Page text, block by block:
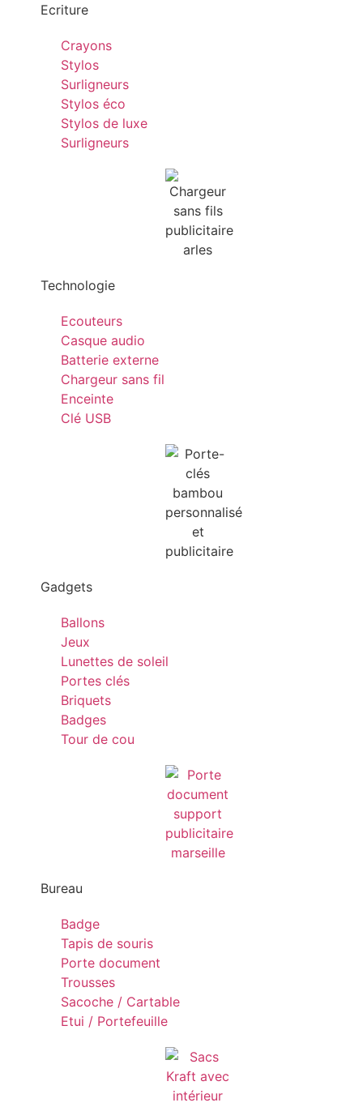
Ecriture
Crayons
Stylos
Surligneurs
Stylos éco
Stylos de luxe
Surligneurs
Technologie
Ecouteurs
Casque audio
Batterie externe
Chargeur sans fil
Enceinte
Clé USB
Gadgets
Ballons
Jeux
Lunettes de soleil
Portes clés
Briquets
Badges
Tour de cou
Bureau
Badge
Tapis de souris
Porte document
Trousses
Sacoche / Cartable
Etui / Portefeuille